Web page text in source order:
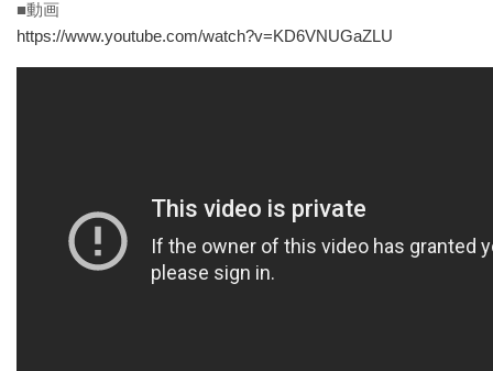
■動画
https://www.youtube.com/watch?v=KD6VNUGaZLU